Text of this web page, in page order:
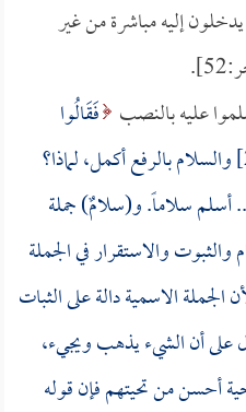
إليه مباشرة من غير
عليه بالنصب فَقَالُوا
أسلم سلاماً. و(سلامٌ) جملة
والاستقرار في الجملة
الجملة الاسمية دالة على الثبات
على أن الشيء يذهب ويجيء،
أحسن من تحيتهم فإن قوله